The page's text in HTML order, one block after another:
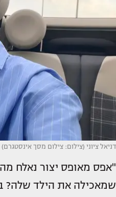
דניאל ציוני (צילום: צילום מסך אינסטגרם)
"אפס מאופס יצור נאלח
שמאכילה את הילד שלה?